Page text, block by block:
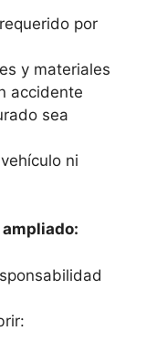
por
y materiales
accidente
sea
ni